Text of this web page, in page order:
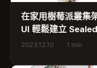
在家用樹莓派叢集
UI 輕鬆建立
2023.12.10 1 min